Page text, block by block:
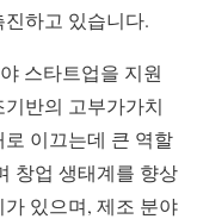
하고 있습니다.
스타트업을 지원
반의 고부가가치
이끄는데 큰 역할
창업 생태계를 향상
있으며, 제조 분야